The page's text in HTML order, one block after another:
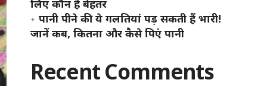
लिए कौन है बेहतर
पानी पीने की ये गलतियां पड़ सकती हैं भारी!
जानें कब, कितना और कैसे पिएं पानी
Recent Comments